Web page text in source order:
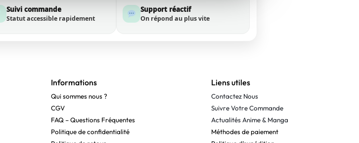
Suivi commande
Statut accessible rapidement
Support réactif
On répond au plus vite
Informations
Qui sommes nous ?
CGV
FAQ – Questions Fréquentes
Politique de confidentialité
Liens utiles
Contactez Nous
Suivre Votre Commande
Actualités Anime & Manga
Méthodes de paiement